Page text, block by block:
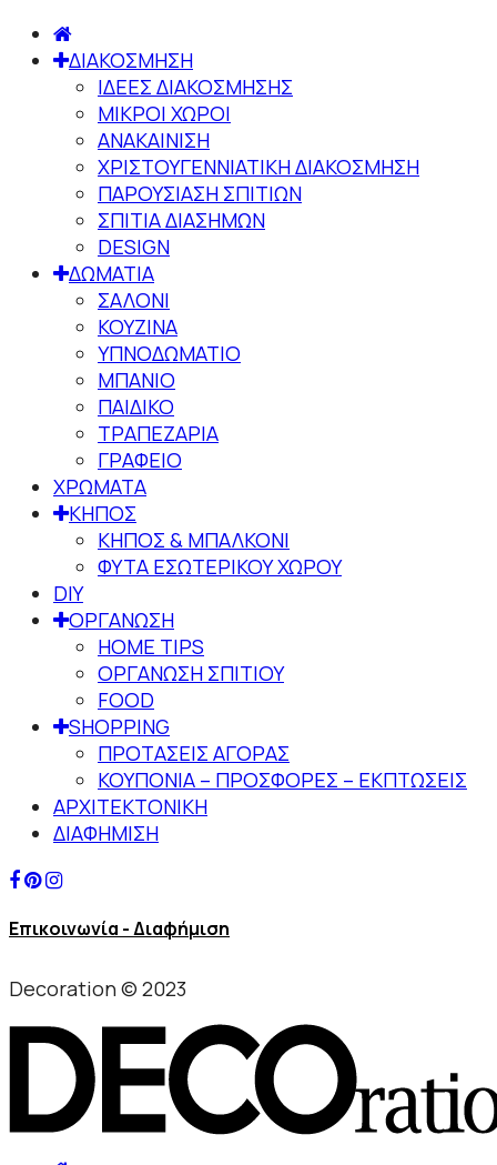
ΔΙΑΚΟΣΜΗΣΗ
ΙΔΕΕΣ ΔΙΑΚΟΣΜΗΣΗΣ
ΜΙΚΡΟΙ ΧΩΡΟΙ
ΑΝΑΚΑΙΝΙΣΗ
ΧΡΙΣΤΟΥΓΕΝΝΙΑΤΙΚΗ ΔΙΑΚΟΣΜΗΣΗ
ΠΑΡΟΥΣΙΑΣΗ ΣΠΙΤΙΩΝ
ΣΠΙΤΙΑ ΔΙΑΣΗΜΩΝ
DESIGN
ΔΩΜΑΤΙΑ
ΣΑΛΟΝΙ
ΚΟΥΖΙΝΑ
ΥΠΝΟΔΩΜΑΤΙΟ
ΜΠΑΝΙΟ
ΠΑΙΔΙΚΟ
ΤΡΑΠΕΖΑΡΙΑ
ΓΡΑΦΕΙΟ
ΧΡΩΜΑΤΑ
ΚΗΠΟΣ
ΚΗΠΟΣ & ΜΠΑΛΚΟΝΙ
ΦΥΤΑ ΕΣΩΤΕΡΙΚΟΥ ΧΩΡΟΥ
DIY
ΟΡΓΑΝΩΣΗ
HOME TIPS
ΟΡΓΑΝΩΣΗ ΣΠΙΤΙΟΥ
FOOD
SHOPPING
ΠΡΟΤΑΣΕΙΣ ΑΓΟΡΑΣ
ΚΟΥΠΟΝΙΑ – ΠΡΟΣΦΟΡΕΣ – ΕΚΠΤΩΣΕΙΣ
ΑΡΧΙΤΕΚΤΟΝΙΚΗ
ΔΙΑΦΗΜΙΣΗ
Επικοινωνία - Διαφήμιση
Decoration © 2023